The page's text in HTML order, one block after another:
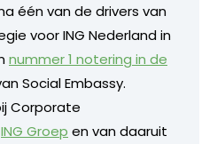
één van de drivers van
voor ING Nederland in
nummer 1 notering in de
Social Embassy.
Corporate
ING Groep en van daaruit